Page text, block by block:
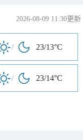
2026-08-09 11:30更新
/ 23/13°C
/ 23/14°C